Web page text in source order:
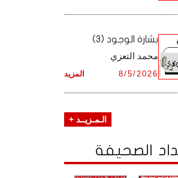
بشارة الوجود (3)
محمد التعزي
المزيد 8/5/2026
الـمـزيــد +
الصحيفة